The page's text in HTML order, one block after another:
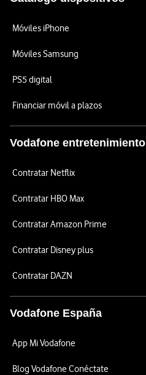
Móviles iPhone
Móviles Samsung
PS5 digital
Financiar móvil a plazos
Vodafone entretenimiento
Contratar Netflix
Contratar HBO Max
Contratar Amazon Prime
Contratar Disney plus
Contratar DAZN
Vodafone España
App Mi Vodafone
Blog Vodafone Conéctate